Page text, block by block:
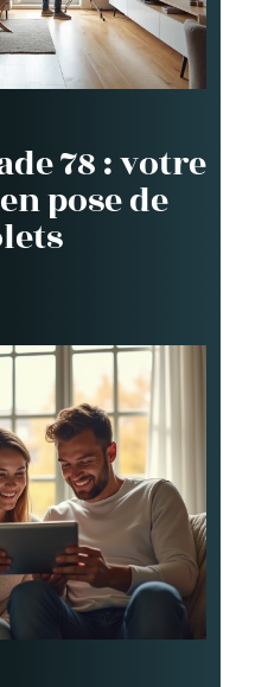
78 : votre
pose de